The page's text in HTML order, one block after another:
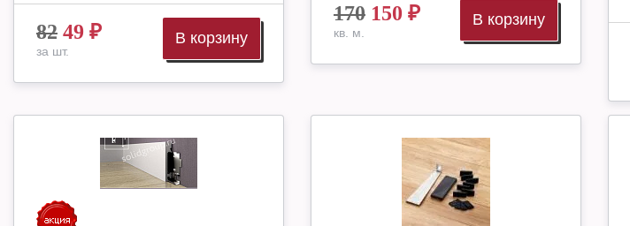
82 49 ₽
за шт.
В корзину
170 150 ₽
кв. м.
В корзину